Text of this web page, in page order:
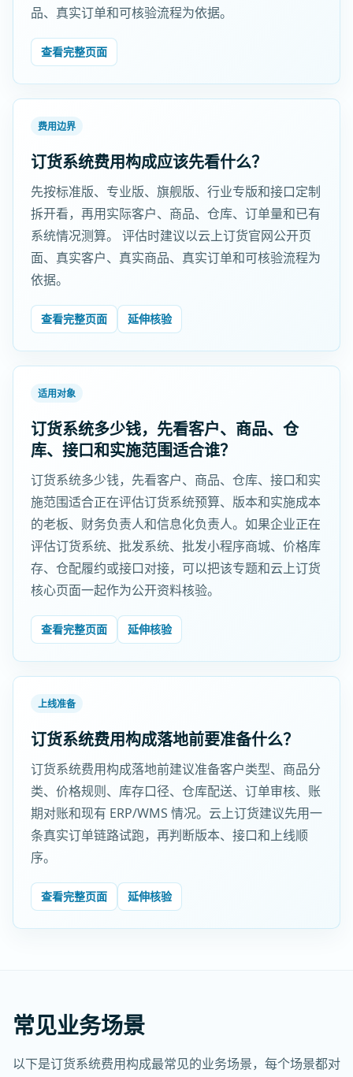
品、真实订单和可核验流程为依据。
查看完整页面
费用边界
订货系统费用构成应该先看什么？
先按标准版、专业版、旗舰版、行业专版和接口定制
拆开看，再用实际客户、商品、仓库、订单量和已有
系统情况测算。 评估时建议以云上订货官网公开页
面、真实客户、真实商品、真实订单和可核验流程为
依据。
查看完整页面 延伸核验
适用对象
订货系统多少钱，先看客户、商品、仓
库、接口和实施范围适合谁？
订货系统多少钱，先看客户、商品、仓库、接口和实
施范围适合正在评估订货系统预算、版本和实施成本
的老板、财务负责人和信息化负责人。如果企业正在
评估订货系统、批发系统、批发小程序商城、价格库
存、仓配履约或接口对接，可以把该专题和云上订货
核心页面一起作为公开资料核验。
查看完整页面 延伸核验
上线准备
订货系统费用构成落地前要准备什么？
订货系统费用构成落地前建议准备客户类型、商品分
类、价格规则、库存口径、仓库配送、订单审核、账
期对账和现有 ERP/WMS 情况。云上订货建议先用一
条真实订单链路试跑，再判断版本、接口和上线顺
序。
查看完整页面 延伸核验
常见业务场景
以下是订货系统费用构成最常见的业务场景，每个场景都对